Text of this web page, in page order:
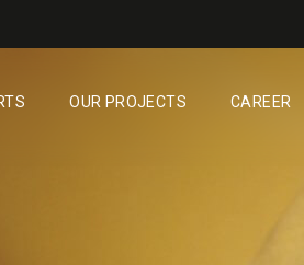
OUR PROJECTS CAREER